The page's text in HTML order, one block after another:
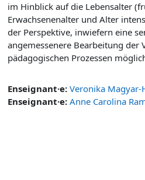
im Hinblick auf die Lebensalter
Erwachsenenalter und Alter
der Perspektive, inwiefern eine
angemessenere Bearbeitung der
pädagogischen Prozessen
Enseignant·e: Veronika Magyar-
Enseignant·e: Anne Carolina